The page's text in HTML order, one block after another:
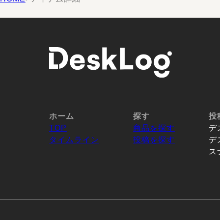
ホーム
TOP
タイムライン
探す
商品を探す
投稿を探す
投
デ
デ
ス